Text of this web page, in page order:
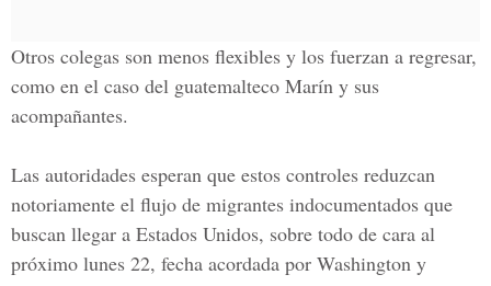
Otros colegas son menos flexibles y los fuerzan a regresar,
como en el caso del guatemalteco Marín y sus
acompañantes.
Las autoridades esperan que estos controles reduzcan
notoriamente el flujo de migrantes indocumentados que
buscan llegar a Estados Unidos, sobre todo de cara al
próximo lunes 22, fecha acordada por Washington y